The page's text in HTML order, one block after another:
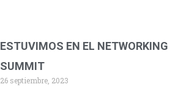
ESTUVIMOS EN EL NETWORKING
SUMMIT
26 septiembre, 2023